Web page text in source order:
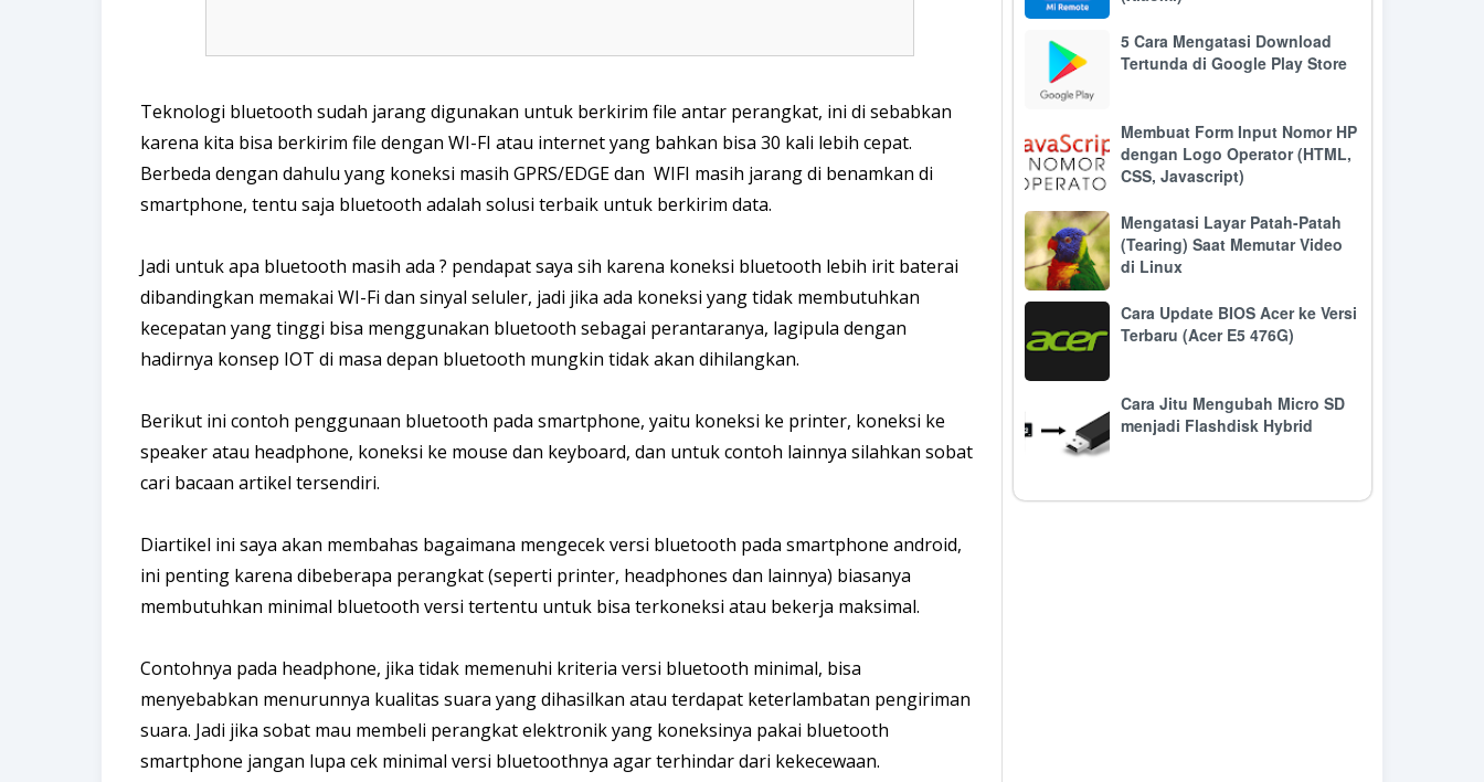
Teknologi bluetooth sudah jarang digunakan untuk berkirim file antar perangkat, ini di sebabkan
karena kita bisa berkirim file dengan WI-FI atau internet yang bahkan bisa 30 kali lebih cepat.
Berbeda dengan dahulu yang koneksi masih GPRS/EDGE dan WIFI masih jarang di benamkan di
smartphone, tentu saja bluetooth adalah solusi terbaik untuk berkirim data.
Jadi untuk apa bluetooth masih ada ? pendapat saya sih karena koneksi bluetooth lebih irit baterai
dibandingkan memakai WI-Fi dan sinyal seluler, jadi jika ada koneksi yang tidak membutuhkan
kecepatan yang tinggi bisa menggunakan bluetooth sebagai perantaranya, lagipula dengan
hadirnya konsep IOT di masa depan bluetooth mungkin tidak akan dihilangkan.
Berikut ini contoh penggunaan bluetooth pada smartphone, yaitu koneksi ke printer, koneksi ke
speaker atau headphone, koneksi ke mouse dan keyboard, dan untuk contoh lainnya silahkan sobat
cari bacaan artikel tersendiri.
Diartikel ini saya akan membahas bagaimana mengecek versi bluetooth pada smartphone android,
ini penting karena dibeberapa perangkat (seperti printer, headphones dan lainnya) biasanya
membutuhkan minimal bluetooth versi tertentu untuk bisa terkoneksi atau bekerja maksimal.
Contohnya pada headphone, jika tidak memenuhi kriteria versi bluetooth minimal, bisa
menyebabkan menurunnya kualitas suara yang dihasilkan atau terdapat keterlambatan pengiriman
suara. Jadi jika sobat mau membeli perangkat elektronik yang koneksinya pakai bluetooth
smartphone jangan lupa cek minimal versi bluetoothnya agar terhindar dari kekecewaan.
5 Cara Mengatasi Download
Tertunda di Google Play Store
Membuat Form Input Nomor HP
dengan Logo Operator (HTML,
CSS, Javascript)
Mengatasi Layar Patah-Patah
(Tearing) Saat Memutar Video
di Linux
Cara Update BIOS Acer ke Versi
Terbaru (Acer E5 476G)
Cara Jitu Mengubah Micro SD
menjadi Flashdisk Hybrid